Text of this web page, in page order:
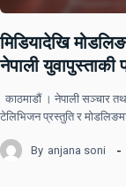
मिडियादेखि
नेपाली युवापुस्ताकी
काठमाडौं । नेपाली सञ्चार
टेलिभिजन प्रस्तुति र
By anjana soni